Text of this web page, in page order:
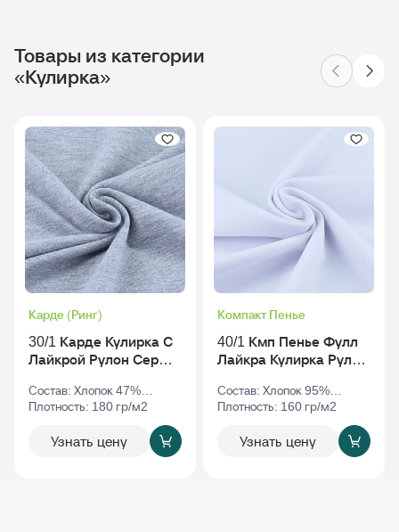
Товары из категории
«Кулирка»
Карде (Ринг)
30/1 Карде Кулирка С
Лайкрой Рулон Серый-
Состав: Хлопок 47%
Полиэстер 47% Эластан
Плотность: 180 гр/м2
Узнать цену
Компакт Пенье
40/1 Кмп Пенье Фулл
Лайкра Кулирка Рулон
Состав: Хлопок 95%
Эластан 5%
Плотность: 160 гр/м2
Узнать цену